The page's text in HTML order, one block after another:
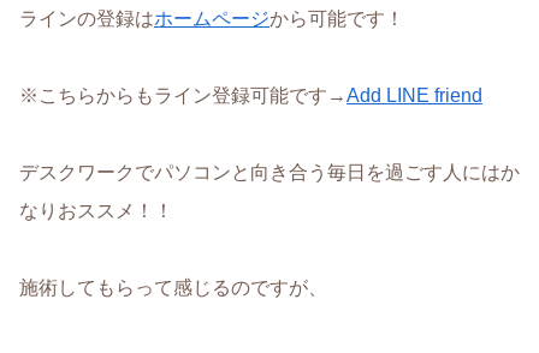
ラインの登録はホームページから可能です！
※こちらからもライン登録可能です→Add LINE friend
デスクワークでパソコンと向き合う毎日を過ごす人にはか
なりおススメ！！
施術してもらって感じるのですが、